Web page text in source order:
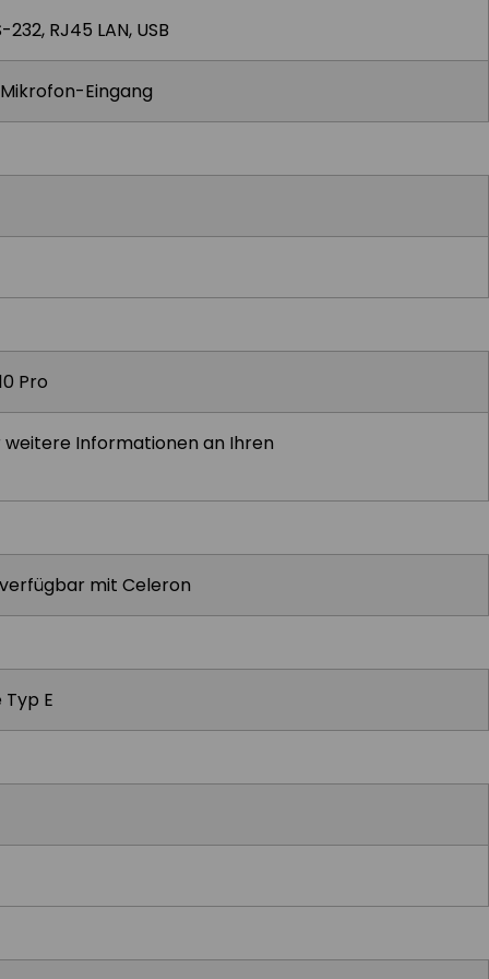
RJ45 LAN, USB
Mikrofon-Eingang
Pro
weitere Informationen an Ihren
mit Celeron
E